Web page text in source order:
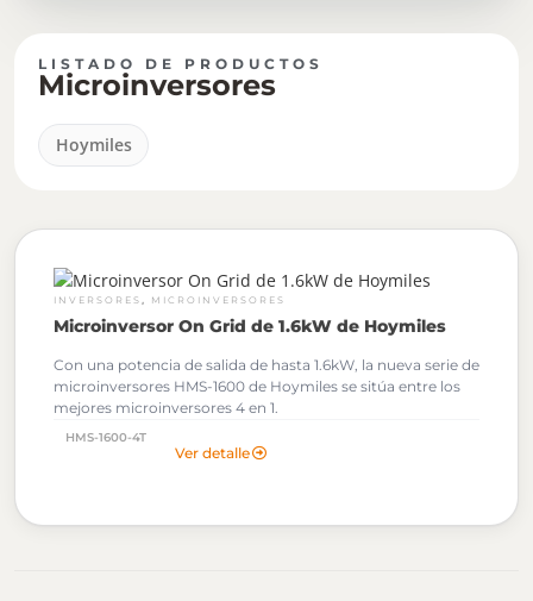
LISTADO DE PRODUCTOS
Microinversores
Hoymiles
INVERSORES MICROINVERSORES
Microinversor On Grid de 1.6kW de Hoymiles
Con una potencia de salida de hasta 1.6kW, la nueva serie de
microinversores HMS-1600 de Hoymiles se sitúa entre los
mejores microinversores 4 en 1.
HMS-1600-4T
Ver detalle